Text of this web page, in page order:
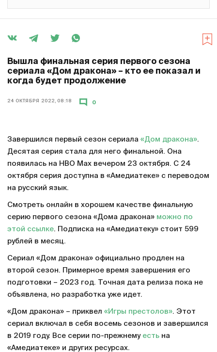
Вышла финальная серия первого сезона
сериала «Дом дракона» – кто ее показал и
когда будет продолжение
24 ОКТЯБРЯ 2022, 08:18 0
Завершился первый сезон сериала «Дом дракона».
Десятая серия стала для него финальной. Она
появилась на HBO Max вечером 23 октября. С 24
октября серия доступна в «Амедиатеке» с переводом
на русский язык.
Смотреть онлайн в хорошем качестве финальную
серию первого сезона «Дома дракона» можно по
этой ссылке. Подписка на «Амедиатеку» стоит 599
рублей в месяц.
Сериал «Дом дракона» официально продлен на
второй сезон. Примерное время завершения его
подготовки – 2023 год. Точная дата релиза пока не
объявлена, но разработка уже идет.
«Дом дракона» – приквел «Игры престолов». Этот
сериал включал в себя восемь сезонов и завершился
в 2019 году. Все серии по-прежнему есть на
«Амедиатеке» и других ресурсах.